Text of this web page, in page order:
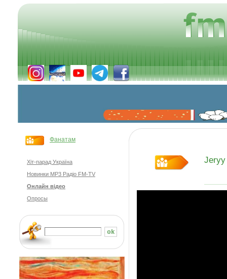
Фанатам
Хіт-парад Україна
Новинки MP3 Радіо FM-TV
Онлайн відео
Опросы
Jeryy